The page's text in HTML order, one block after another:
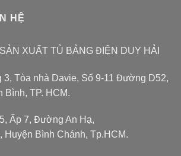
HỆ
XUẤT TỦ BẢNG ĐIỆN DUY HẢI
3, Tòa nhà Davie, Số 9-11 Đường D52,
Bình, TP. HCM.
Ấp 7, Đường An Hạ,
Huyện Bình Chánh, Tp.HCM.